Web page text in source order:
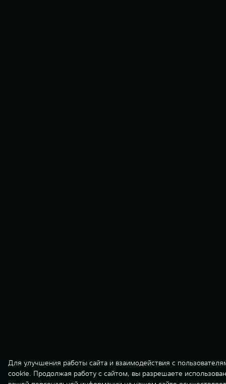
Для улучшения работы сайта и взаимодействия с
cookie. Продолжая работу с сайтом, вы разрешаете